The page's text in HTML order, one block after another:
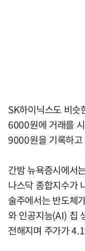
SK하이닉스도 비
6000원에 거래를
9000원을 기록하고
간밤 뉴욕증시에서
나스닥 종합지수가
술주에서는 반도체
와 인공지능(AI) 칩
전해지며 주가가